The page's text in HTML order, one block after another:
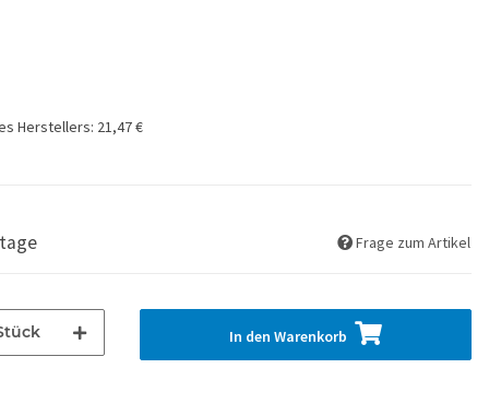
Herstellers: 21,47 €
Frage zum Artikel
In den Warenkorb